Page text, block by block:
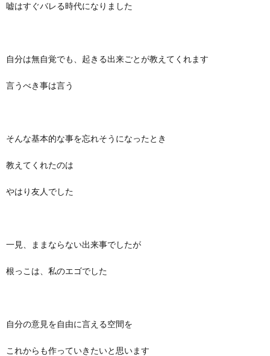
嘘はすぐバレる時代になりました
自分は無自覚でも、起きる出来ごとが教えてくれます
言うべき事は言う
そんな基本的な事を忘れそうになったとき
教えてくれたのは
やはり友人でした
一見、ままならない出来事でしたが
根っこは、私のエゴでした
自分の意見を自由に言える空間を
これからも作っていきたいと思います